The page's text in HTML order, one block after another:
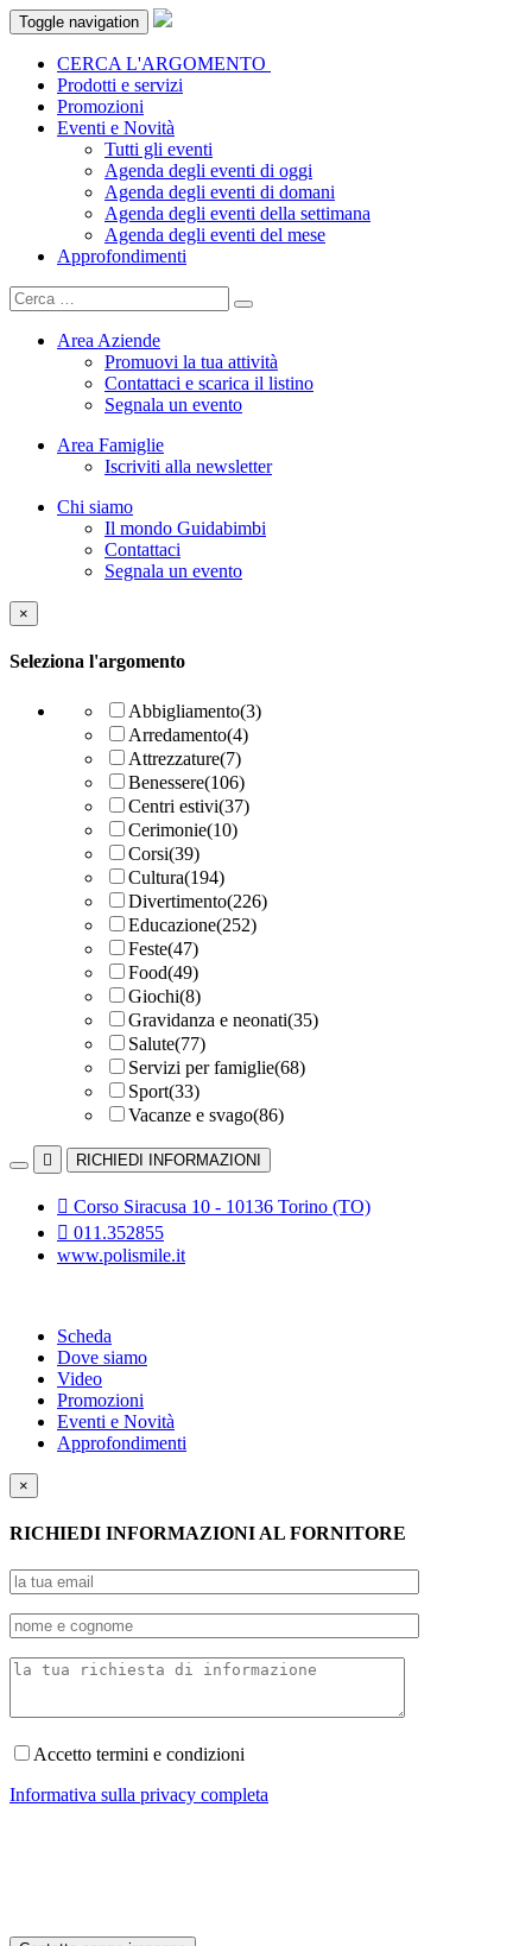
Toggle navigation
CERCA L'ARGOMENTO
Prodotti e servizi
Promozioni
Eventi e Novità
Tutti gli eventi
Agenda degli eventi di oggi
Agenda degli eventi di domani
Agenda degli eventi della settimana
Agenda degli eventi del mese
Approfondimenti
Area Aziende
Promuovi la tua attività
Contattaci e scarica il listino
Segnala un evento
Area Famiglie
Iscriviti alla newsletter
Chi siamo
Il mondo Guidabimbi
Contattaci
Segnala un evento
×
Seleziona l'argomento
Abbigliamento(3)
Arredamento(4)
Attrezzature(7)
Benessere(106)
Centri estivi(37)
Cerimonie(10)
Corsi(39)
Cultura(194)
Divertimento(226)
Educazione(252)
Feste(47)
Food(49)
Giochi(8)
Gravidanza e neonati(35)
Salute(77)
Servizi per famiglie(68)
Sport(33)
Vacanze e svago(86)
 RICHIEDI INFORMAZIONI
 Corso Siracusa 10 - 10136 Torino (TO)
 011.352855
www.polismile.it
Scheda
Dove siamo
Video
Promozioni
Eventi e Novità
Approfondimenti
×
RICHIEDI INFORMAZIONI AL FORNITORE
Accetto termini e condizioni
Informativa sulla privacy completa